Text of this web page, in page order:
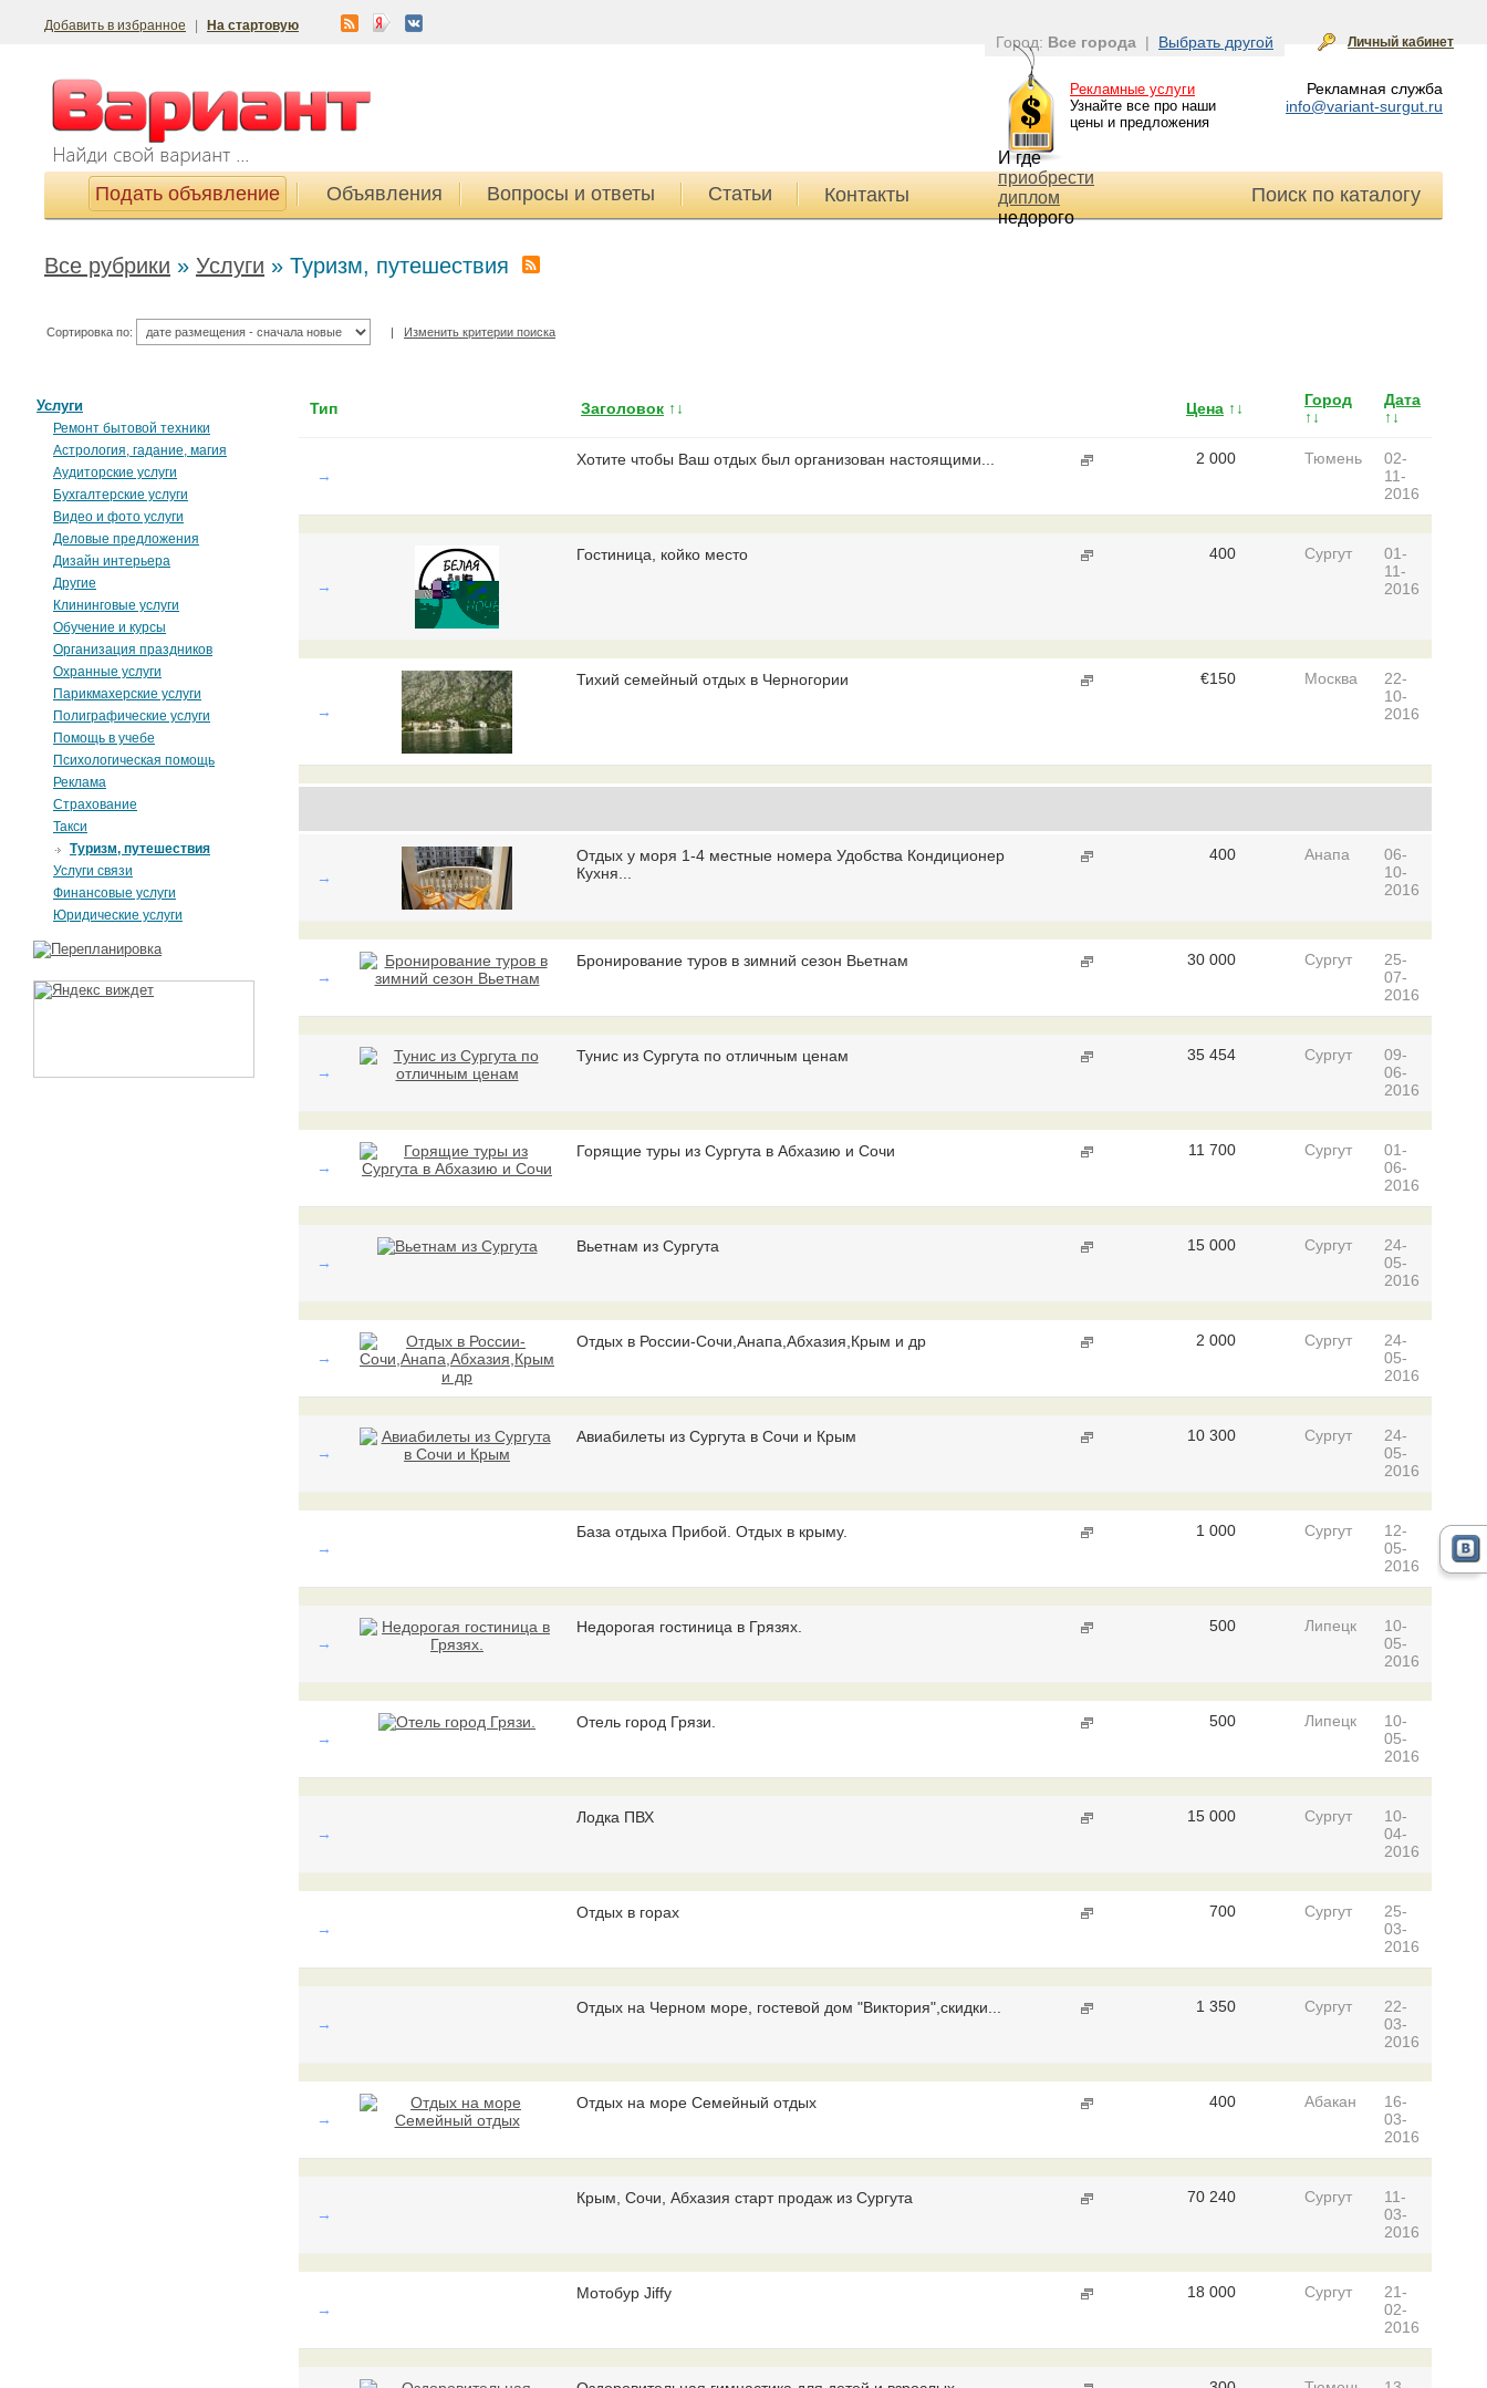
Добавить в избранное
На стартовую
Личный кабинет
Город: Все города | Выбрать другой
Рекламная служба
info@variant-surgut.ru
Рекламные услуги
Узнайте все про наши
цены и предложения
И где
приобрести
диплом
недорого
Подать объявление Объявления Вопросы и ответы Статьи Контакты Поиск по каталогу
Все рубрики » Услуги » Туризм, путешествия
Сортировка по: | Изменить критерии поиска
Услуги
Ремонт бытовой техники
Астрология, гадание, магия
Аудиторские услуги
Бухгалтерские услуги
Видео и фото услуги
Деловые предложения
Дизайн интерьера
Другие
Клининговые услуги
Обучение и курсы
Организация праздников
Охранные услуги
Парикмахерские услуги
Полиграфические услуги
Помощь в учебе
Психологическая помощь
Реклама
Страхование
Такси
Туризм, путешествия
Услуги связи
Финансовые услуги
Юридические услуги
Тип Заголовок ↑↓ Цена ↑↓
Город
↑↓
Дата
↑↓
→
Хотите чтобы Ваш отдых был организован настоящими... 2 000 Тюмень
02-
11-
2016
→
Гостиница, койко место 400 Сургут
01-
11-
2016
→
Тихий семейный отдых в Черногории €150 Москва
22-
10-
2016
→
Отдых у моря 1-4 местные номера Удобства Кондиционер
Кухня...
400 Анапа
06-
10-
2016
→
Бронирование туров в зимний сезон Вьетнам 30 000 Сургут
25-
07-
2016
→
Тунис из Сургута по отличным ценам 35 454 Сургут
09-
06-
2016
→
Горящие туры из Сургута в Абхазию и Сочи 11 700 Сургут
01-
06-
2016
→
Вьетнам из Сургута 15 000 Сургут
24-
05-
2016
→
Отдых в России-Сочи,Анапа,Абхазия,Крым и др 2 000 Сургут
24-
05-
2016
→
Авиабилеты из Сургута в Сочи и Крым 10 300 Сургут
24-
05-
2016
→
База отдыха Прибой. Отдых в крыму. 1 000 Сургут
12-
05-
2016
→
Недорогая гостиница в Грязях. 500 Липецк
10-
05-
2016
→
Отель город Грязи. 500 Липецк
10-
05-
2016
→
Лодка ПВХ 15 000 Сургут
10-
04-
2016
→
Отдых в горах 700 Сургут
25-
03-
2016
→
Отдых на Черном море, гостевой дом "Виктория",скидки... 1 350 Сургут
22-
03-
2016
→
Отдых на море Cемейный отдых 400 Абакан
16-
03-
2016
→
Крым, Сочи, Абхазия старт продаж из Сургута 70 240 Сургут
11-
03-
2016
→
Мотобур Jiffy 18 000 Сургут
21-
02-
2016